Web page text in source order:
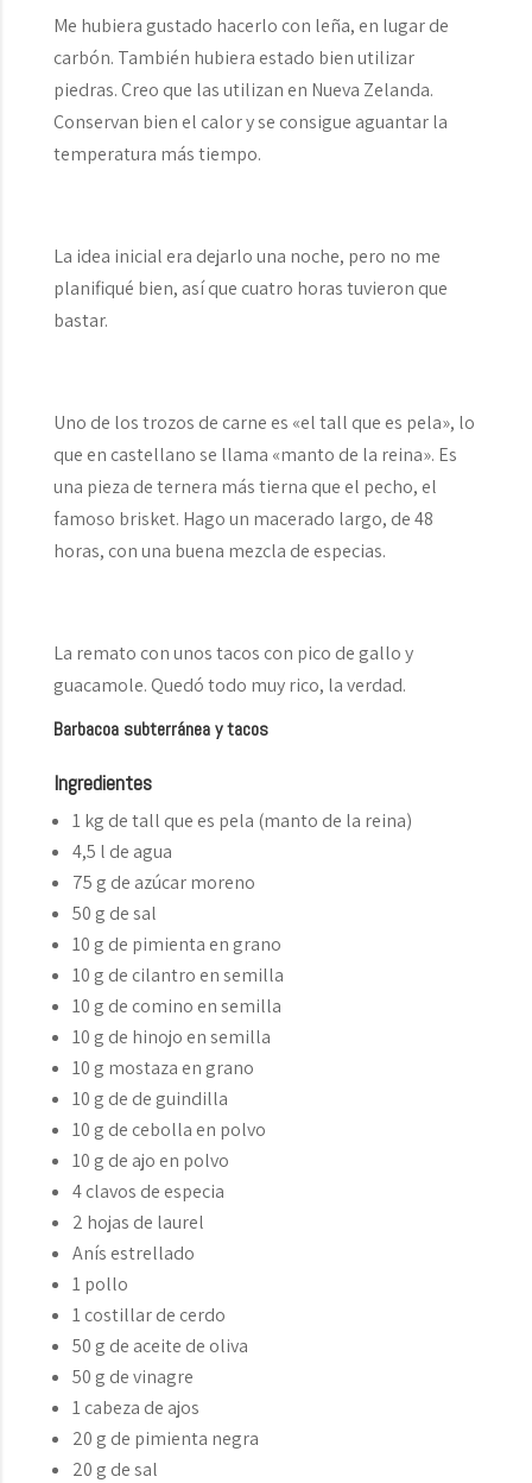
Me hubiera gustado hacerlo con leña, en lugar de
carbón. También hubiera estado bien utilizar
piedras. Creo que las utilizan en Nueva Zelanda.
Conservan bien el calor y se consigue aguantar la
temperatura más tiempo.
La idea inicial era dejarlo una noche, pero no me
planifiqué bien, así que cuatro horas tuvieron que
bastar.
Uno de los trozos de carne es «el tall que es pela», lo
que en castellano se llama «manto de la reina». Es
una pieza de ternera más tierna que el pecho, el
famoso brisket. Hago un macerado largo, de 48
horas, con una buena mezcla de especias.
La remato con unos tacos con pico de gallo y
guacamole. Quedó todo muy rico, la verdad.
Barbacoa subterránea y tacos
Ingredientes
1 kg de tall que es pela (manto de la reina)
4,5 l de agua
75 g de azúcar moreno
50 g de sal
10 g de pimienta en grano
10 g de cilantro en semilla
10 g de comino en semilla
10 g de hinojo en semilla
10 g mostaza en grano
10 g de de guindilla
10 g de cebolla en polvo
10 g de ajo en polvo
4 clavos de especia
2 hojas de laurel
Anís estrellado
1 pollo
1 costillar de cerdo
50 g de aceite de oliva
50 g de vinagre
1 cabeza de ajos
20 g de pimienta negra
20 g de sal